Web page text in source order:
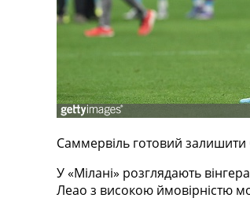
Таблиця Ліги
Всі таблиці >>>
Рейтинги
Рейтинг країн УЄФА
Рейтинг клубів УЄФА
Рейтинг ФІФА
Телепрограма
RU
UA
Categories
Саммервіль готовий
У «Мілані» розглядають
Леао з високою ймовірністю